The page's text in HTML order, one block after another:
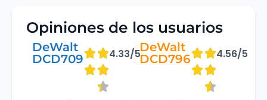
Opiniones de los usuarios
DeWalt
DCD709
4.33/5DeWalt
DCD796
4.56/5